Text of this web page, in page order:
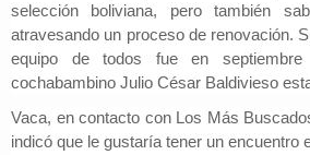
selección boliviana, pero también
atravesando un proceso de renovación.
equipo de todos fue en
cochabambino Julio César Baldivieso
Vaca, en contacto con Los Más
indicó que le gustaría tener un encuentro